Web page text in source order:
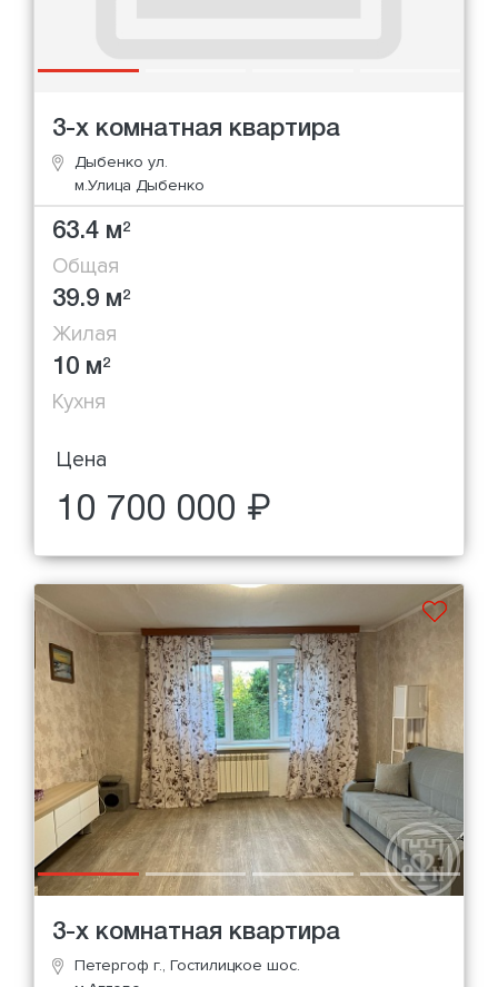
3-х комнатная квартира
Дыбенко ул.
м.Улица Дыбенко
63.4 м2
Общая
39.9 м2
Жилая
10 м2
Кухня
Цена
10 700 000 ₽
3-х комнатная квартира
Петергоф г., Гостилицкое шос.